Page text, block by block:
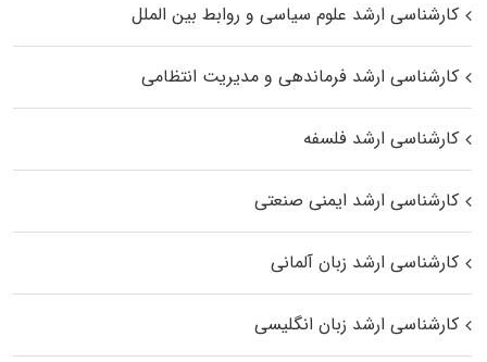
کارشناسی ارشد علوم سیاسی و روابط بین الملل
کارشناسی ارشد فرماندهی و مدیریت انتظامی
کارشناسی ارشد فلسفه
کارشناسی ارشد ایمنی صنعتی
کارشناسی ارشد زبان آلمانی
کارشناسی ارشد زبان انگلیسی